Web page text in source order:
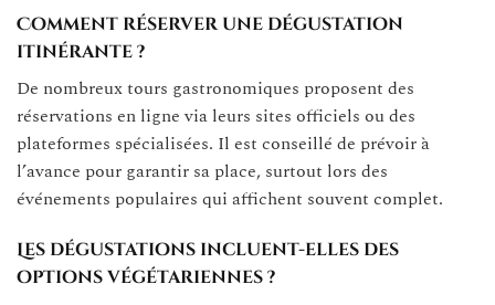
Comment réserver une dégustation
itinérante ?
De nombreux tours gastronomiques proposent des
réservations en ligne via leurs sites officiels ou des
plateformes spécialisées. Il est conseillé de prévoir à
l’avance pour garantir sa place, surtout lors des
événements populaires qui affichent souvent complet.
Les dégustations incluent-elles des
options végétariennes ?